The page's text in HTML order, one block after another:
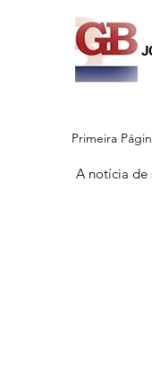
Primeira
A notícia de